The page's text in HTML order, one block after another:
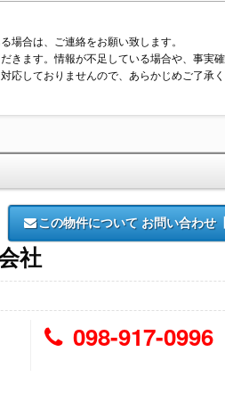
場合は、ご連絡をお願い致します。
ます。情報が不足している場合や、事実
しておりませんので、あらかじめご了承く
この物件について お問い合わせ
社
098-917-0996